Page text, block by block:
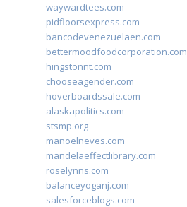
waywardtees.com
pidfloorsexpress.com
bancodevenezuelaen.com
bettermoodfoodcorporation.com
hingstonnt.com
chooseagender.com
hoverboardssale.com
alaskapolitics.com
stsmp.org
manoelneves.com
mandelaeffectlibrary.com
roselynns.com
balanceyoganj.com
salesforceblogs.com